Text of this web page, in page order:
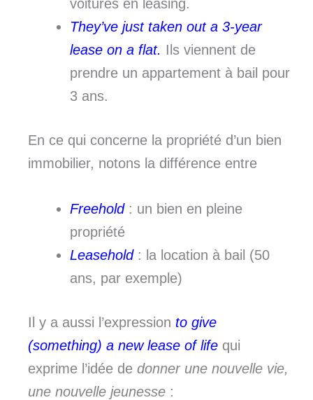
voitures en leasing.
They’ve just taken out a 3-year
lease on a flat. Ils viennent de
prendre un appartement à bail pour
3 ans.
En ce qui concerne la propriété d’un bien
immobilier, notons la différence entre
Freehold: un bien en pleine
propriété
Leasehold: la location à bail (50
ans, par exemple)
Il y a aussi l’expression to give
(something) a new lease of life qui
exprime l’idée de donner une nouvelle vie,
une nouvelle jeunesse :